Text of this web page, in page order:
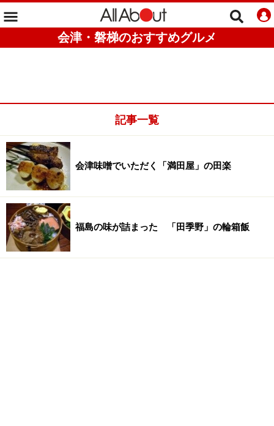
会津・磐梯のおすすめグルメ
記事一覧
会津味噌でいただく「満田屋」の田楽
福島の味が詰まった 「田季野」の輪箱飯